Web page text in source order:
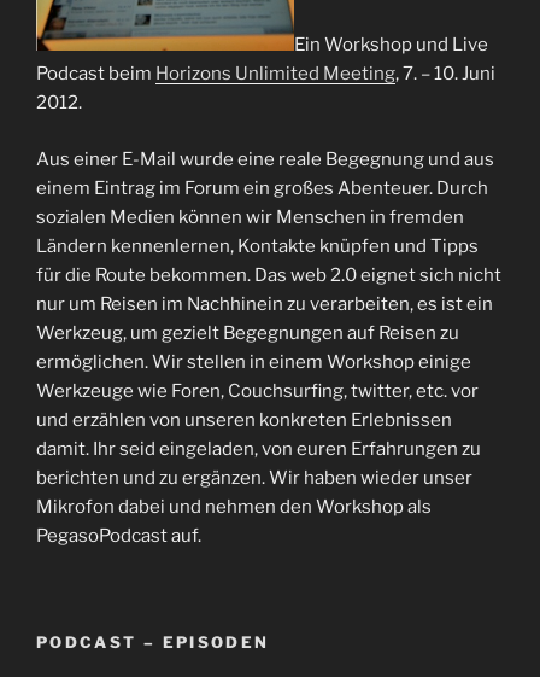
Ein Workshop und Live
Podcast beim Horizons Unlimited Meeting, 7. – 10. Juni
2012.
Aus einer E-Mail wurde eine reale Begegnung und aus
einem Eintrag im Forum ein großes Abenteuer. Durch
sozialen Medien können wir Menschen in fremden
Ländern kennenlernen, Kontakte knüpfen und Tipps
für die Route bekommen. Das web 2.0 eignet sich nicht
nur um Reisen im Nachhinein zu verarbeiten, es ist ein
Werkzeug, um gezielt Begegnungen auf Reisen zu
ermöglichen. Wir stellen in einem Workshop einige
Werkzeuge wie Foren, Couchsurfing, twitter, etc. vor
und erzählen von unseren konkreten Erlebnissen
damit. Ihr seid eingeladen, von euren Erfahrungen zu
berichten und zu ergänzen. Wir haben wieder unser
Mikrofon dabei und nehmen den Workshop als
PegasoPodcast auf.
PODCAST – EPISODEN